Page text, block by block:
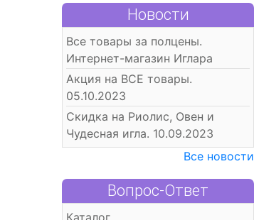
Новости
Все товары за полцены.
Интернет-магазин Иглара
Акция на ВСЕ товары.
05.10.2023
Скидка на Риолис, Овен и
Чудесная игла. 10.09.2023
Все новости
Вопрос-Ответ
Каталог